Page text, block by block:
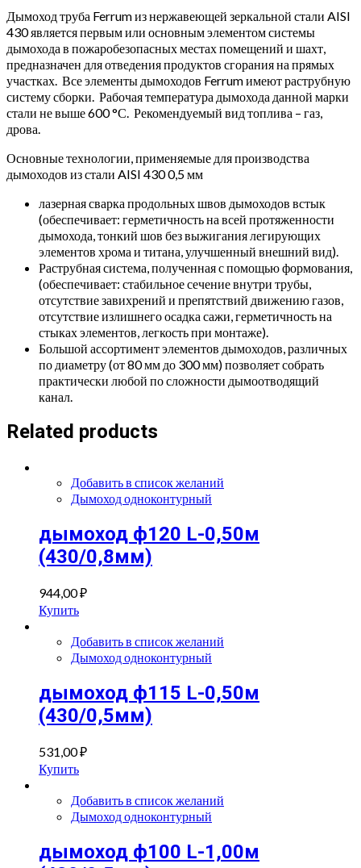
Дымоход труба Ferrum из нержавеющей зеркальной стали AISI
430 является первым или основным элементом системы
дымохода в пожаробезопасных местах помещений и шахт,
предназначен для отведения продуктов сгорания на прямых
участках. Все элементы дымоходов Ferrum имеют раструбную
систему сборки. Рабочая температура дымохода данной марки
стали не выше 600 °С. Рекомендуемый вид топлива – газ,
дрова.
Основные технологии, применяемые для производства
дымоходов из стали AISI 430 0,5 мм
лазерная сварка продольных швов дымоходов встык
(обеспечивает: герметичность на всей протяженности
дымохода, тонкий шов без выжигания легирующих
элементов хрома и титана, улучшенный внешний вид).
Раструбная система, полученная с помощью формования,
(обеспечивает: стабильное сечение внутри трубы,
отсутствие завихрений и препятствий движению газов,
отсутствие излишнего осадка сажи, герметичность на
стыках элементов, легкость при монтаже).
Большой ассортимент элементов дымоходов, различных
по диаметру (от 80 мм до 300 мм) позволяет собрать
практически любой по сложности дымоотводящий
канал.
Related products
Добавить в список желаний
Дымоход одноконтурный
дымоход ф120 L-0,50м
(430/0,8мм)
944,00₽
Купить
Добавить в список желаний
Дымоход одноконтурный
дымоход ф115 L-0,50м
(430/0,5мм)
531,00₽
Купить
Добавить в список желаний
Дымоход одноконтурный
дымоход ф100 L-1,00м